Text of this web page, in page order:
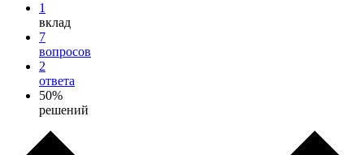
1
вклад
7
вопросов
2
ответа
50%
решений